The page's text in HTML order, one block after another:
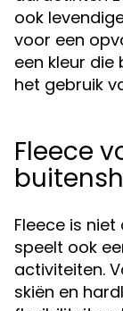
ook
voor een
een kleur die
het gebruik
Fleece
Fleece is
speelt ook
activiteiten.
skiën en